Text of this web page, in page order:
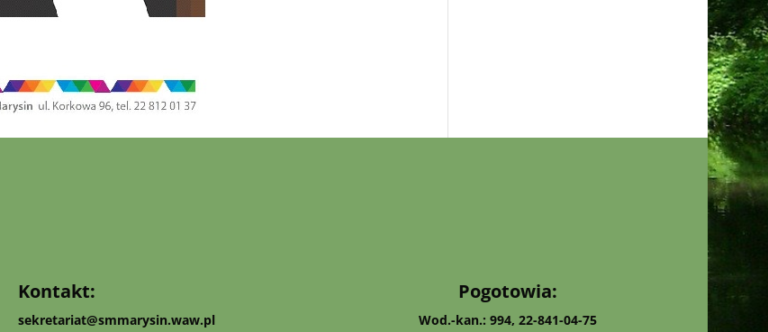
Kontakt:
sekretariat@smmarysin.waw.pl
Pogotowia:
Wod.-kan.: 994, 22-841-04-75